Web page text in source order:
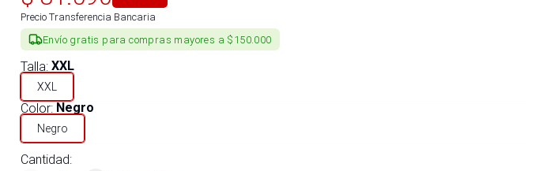
Precio Transferencia Bancaria
Envío gratis para compras mayores a $150.000
Talla: XXL
XXL
Color: Negro
Negro
Cantidad: